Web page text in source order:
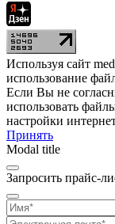
Используя сайт
использование
Если Вы не
использовать
настройки
Принять
Modal title
Запросить прайс-